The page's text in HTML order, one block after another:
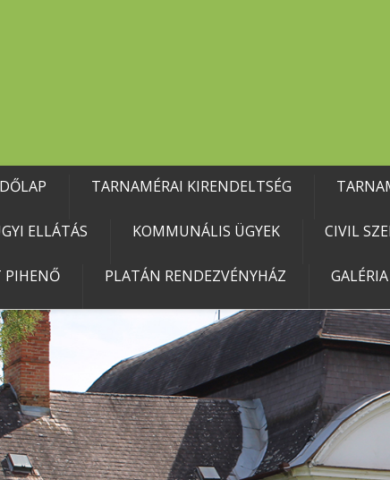
TARNAMÉRAI KIRENDELTSÉG
ELLÁTÁS KOMMUNÁLIS ÜGYEK CIVIL
PIHENŐ PLATÁN RENDEZVÉNYHÁZ GALÉRIA